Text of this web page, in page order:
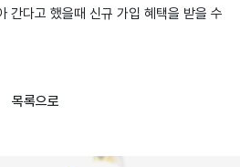
간다고 했을때 신규 가입 혜택을 받을 수
목록으로